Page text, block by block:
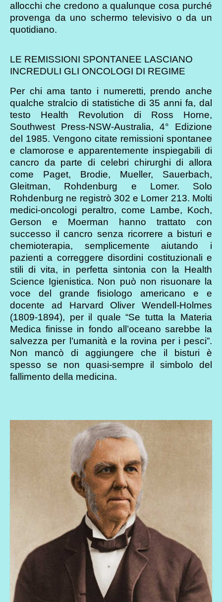
allocchi che credono a qualunque cosa purché
provenga da uno schermo televisivo o da un
quotidiano.
LE REMISSIONI SPONTANEE LASCIANO
INCREDULI GLI ONCOLOGI DI REGIME
Per chi ama tanto i numeretti, prendo anche
qualche stralcio di statistiche di 35 anni fa, dal
testo Health Revolution di Ross Horne,
Southwest Press-NSW-Australia, 4° Edizione
del 1985. Vengono citate remissioni spontanee
e clamorose e apparentemente inspiegabili di
cancro da parte di celebri chirurghi di allora
come Paget, Brodie, Mueller, Sauerbach,
Gleitman, Rohdenburg e Lomer. Solo
Rohdenburg ne registrò 302 e Lomer 213. Molti
medici-oncologi peraltro, come Lambe, Koch,
Gerson e Moerman hanno trattato con
successo il cancro senza ricorrere a bisturi e
chemioterapia, semplicemente aiutando i
pazienti a correggere disordini costituzionali e
stili di vita, in perfetta sintonia con la Health
Science Igienistica. Non può non risuonare la
voce del grande fisiologo americano e e
docente ad Harvard Oliver Wendell-Holmes
(1809-1894), per il quale “Se tutta la Materia
Medica finisse in fondo all’oceano sarebbe la
salvezza per l’umanità e la rovina per i pesci”.
Non mancò di aggiungere che il bisturi è
spesso se non quasi-sempre il simbolo del
fallimento della medicina.